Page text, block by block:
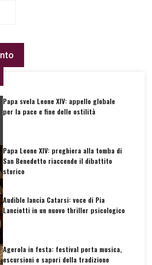
Papa svela Leone XIV: appello globale
per la pace e fine delle ostilità
Papa Leone XIV: preghiera alla tomba di
San Benedetto riaccende il dibattito
storico
Audible lancia Catarsi: voce di Pia
Lanciotti in un nuovo thriller psicologico
Agerola in festa: festival porta musica,
escursioni e sapori della tradizione